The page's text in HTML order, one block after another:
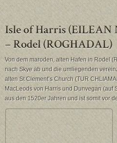
Von dem maroden, alten Hafen in Rodel
nach Skye ab und die umliegenden
alten St Clement’s Church (TUR
MacLeods von Harris und Dunvegan (auf
aus den 1520er Jahren und ist somit vor